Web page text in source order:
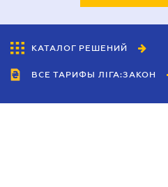
КАТАЛОГ РЕШЕНИЙ
ВСЕ ТАРИФЫ ЛІГА:ЗАКОН